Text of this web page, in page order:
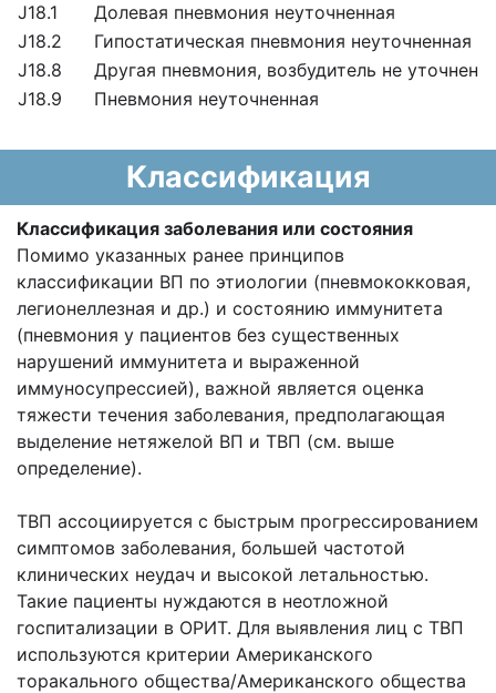
J18.1
Долевая пневмония неуточненная
J18.2
Гипостатическая пневмония неуточненная
J18.8
Другая пневмония, возбудитель не уточнен
J18.9
Пневмония неуточненная
Классификация
Классификация заболевания или состояния
Помимо указанных ранее принципов
классификации ВП по этиологии (пневмококковая,
легионеллезная и др.) и состоянию иммунитета
(пневмония у пациентов без существенных
нарушений иммунитета и выраженной
иммуносупрессией), важной является оценка
тяжести течения заболевания, предполагающая
выделение нетяжелой ВП и ТВП (см. выше
определение).
ТВП ассоциируется с быстрым прогрессированием
симптомов заболевания, большей частотой
клинических неудач и высокой летальностью.
Такие пациенты нуждаются в неотложной
госпитализации в ОРИТ. Для выявления лиц с ТВП
используются критерии Американского
торакального общества/Американского общества